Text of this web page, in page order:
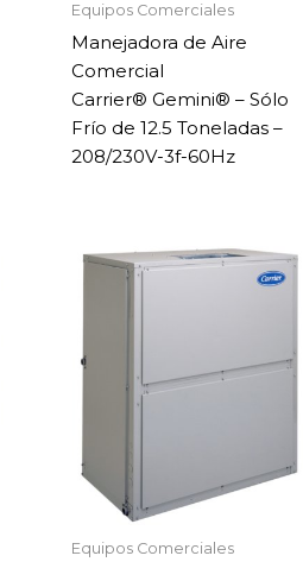
Equipos Comerciales
Manejadora de Aire
Comercial
Carrier® Gemini® – Sólo
Frío de 12.5 Toneladas –
208/230V-3f-60Hz
Equipos Comerciales